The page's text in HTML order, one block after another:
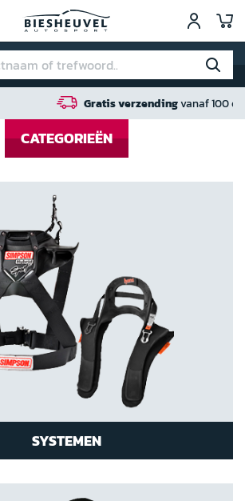
Gratis verzendingvanaf 100 euro in NL / BE /
SYSTEMEN
CATEGORIEËN